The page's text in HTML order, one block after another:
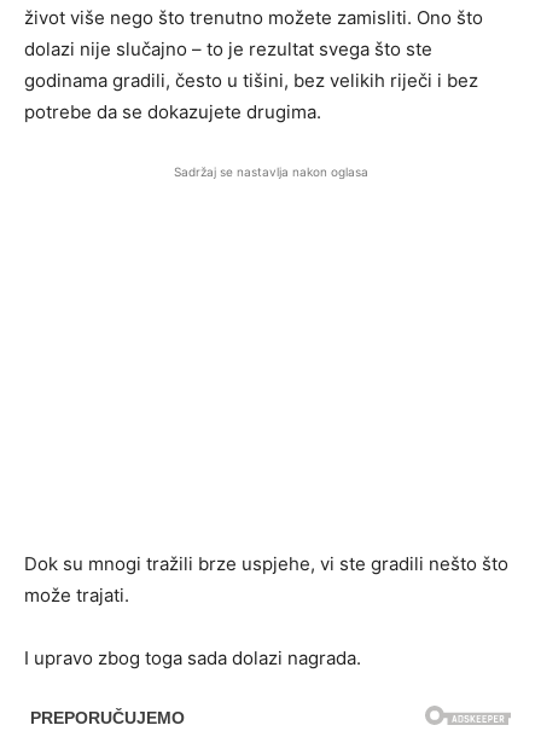
život više nego što trenutno možete zamisliti. Ono što
dolazi nije slučajno – to je rezultat svega što ste
godinama gradili, često u tišini, bez velikih riječi i bez
potrebe da se dokazujete drugima.
Sadržaj se nastavlja nakon oglasa
Dok su mnogi tražili brze uspjehe, vi ste gradili nešto što
može trajati.
I upravo zbog toga sada dolazi nagrada.